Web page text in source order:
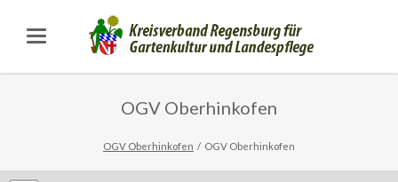
OGV Oberhinkofen
OGV Oberhinkofen OGV Oberhinkofen